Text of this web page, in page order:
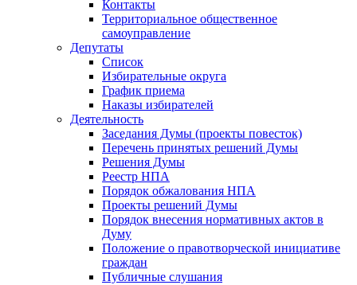
Контакты
Территориальное общественное
самоуправление
Депутаты
Список
Избирательные округа
График приема
Наказы избирателей
Деятельность
Заседания Думы (проекты повесток)
Перечень принятых решений Думы
Решения Думы
Реестр НПА
Порядок обжалования НПА
Проекты решений Думы
Порядок внесения нормативных актов в
Думу
Положение о правотворческой инициативе
граждан
Публичные слушания